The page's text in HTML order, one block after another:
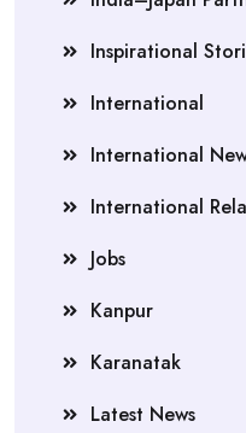
Inspirational
International
International
International
Jobs
Kanpur
Karanatak
Latest News